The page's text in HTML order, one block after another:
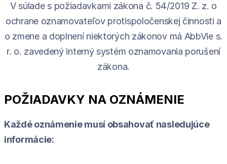
V súlade s požiadavkami zákona č. 54/2019 Z. z. o
ochrane oznamovateľov protispoločenskej činnosti a
o zmene a doplnení niektorých zákonov má AbbVie s.
r. o. zavedený interný systém oznamovania porušení
zákona.
POŽIADAVKY NA OZNÁMENIE
Každé oznámenie musí obsahovať nasledujúce
informácie: